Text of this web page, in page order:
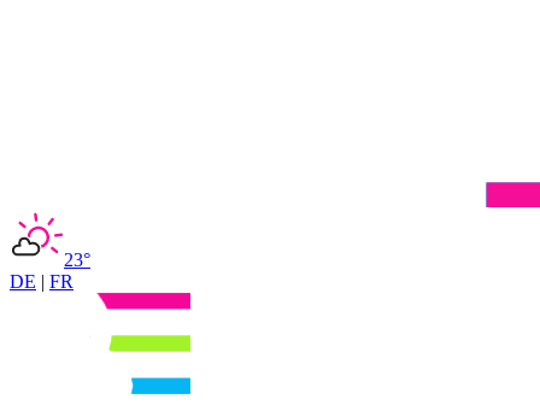
23°
DE | FR